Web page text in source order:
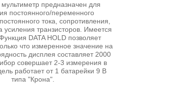
предназначен для
постоянного/переменного
тока, сопротивления,
транзисторов. Имеется
DATA HOLD позволяет
что измеренное значение на
дисплея составляет 2000
совершает 2-3 измерения в
работает от 1 батарейки 9 В
типа "Крона".